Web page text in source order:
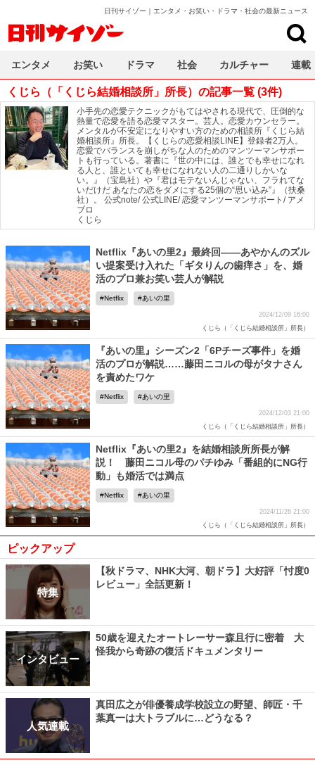
日刊サイゾー｜エンタメ・お笑い・ドラマ・社会の最新ニュース
くじら（「くじら結婚相談所」所長）の記事一覧 (3件)
小手先の恋愛テクニックがもてはやされる現代で、圧倒的な
熱量で恋愛を語る恋愛マスター。芸人。恋愛カウンセラー。
メンタルが不安定になりやすい方のための相談所『くじら結
婚相談所』所長。【くじらの恋愛相談LINE】登録者2万人。
恋愛でバランスを崩しがちな人のためのマンツーマンサポー
トも行っている。著書に『世の中には、誰とでも幸せになれ
る人と、誰といても幸せになれない人の二通りしかいな
い。』（宝島社）や『君はモテないんじゃない、フラれてな
いだけだ あなたの恋をダメにする25個の“思い込み”』（扶桑
社）。 公式note/公式LINE/恋愛マンツーマンサポート / アメ
ブロ
くじら
Netflix『あいの里2』最終回――あやかんのズル
い提案受け入れた「ギタりんの歯痒さ」を、婚
活のプロ兼お笑い芸人が解説
Netflix あいの里
2024/12/09 16:00
くじら（「くじら結婚相談所」所長）
『あいの里』シーズン2「6Pチーズ事件」を婚
活のプロが解説……藤田ニコルの母がタナさん
を責めたワケ
Netflix あいの里
2024/12/03 21:00
くじら（「くじら結婚相談所」所長）
Netflix『あいの里2』を結婚相談所所長が解
説！ 藤田ニコル母のパチゆみ「番組的にNG行
動」も婚活では満点
Netflix あいの里
2024/11/26 21:00
くじら（「くじら結婚相談所」所長）
ピックアップ
特集
【秋ドラマ、NHK大河、朝ドラ】大好評「忖度0
レビュー」全話更新！
インタビュー
50歳を迎えたオートレーサー森且行に密着 大
怪我から奇跡の復活ドキュメンタリー
人気連載
真田広之が俳優養成学校設立の野望、師匠・千
葉真一は大トラブルに…どうなる？
エンタメ お笑い ドラマ 社会 カルチャー 連載